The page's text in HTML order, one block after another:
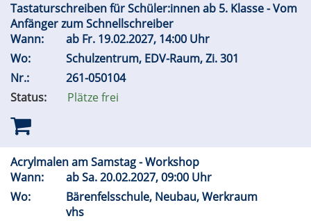
Tastaturschreiben für Schüler:innen ab 5. Klasse - Vom
Anfänger zum Schnellschreiber
Wann:
ab Fr. 19.02.2027, 14:00 Uhr
Wo:
Schulzentrum, EDV-Raum, Zi. 301
Nr.:
261-050104
Status:
Plätze frei
Acrylmalen am Samstag - Workshop
Wann:
abSa.20.02.2027, 09:00 Uhr
Wo:
Bärenfelsschule, Neubau, Werkraum
vhs